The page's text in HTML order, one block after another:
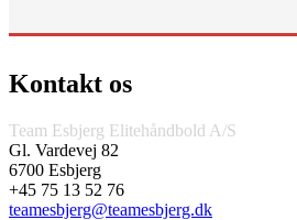
Kontakt os
Team Esbjerg Elitehåndbold A/S
Gl. Vardevej 82
6700 Esbjerg
+45 75 13 52 76
teamesbjerg@teamesbjerg.dk